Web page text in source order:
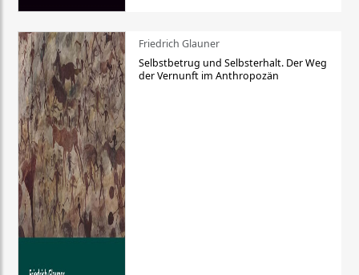
Friedrich Glauner
Selbstbetrug und Selbsterhalt. Der Weg
der Vernunft im Anthropozän